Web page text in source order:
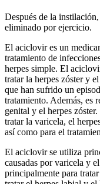
Después de la
eliminado por ejercicio.
El aciclovir es un
tratamiento de
herpes simple. El
tratar la herpes zóster y
que han sufrido un
tratamiento. Además, es
genital y el herpes
tratar la varicela, el
así como para el
El aciclovir se utiliza
causadas por varicela y
principalmente para